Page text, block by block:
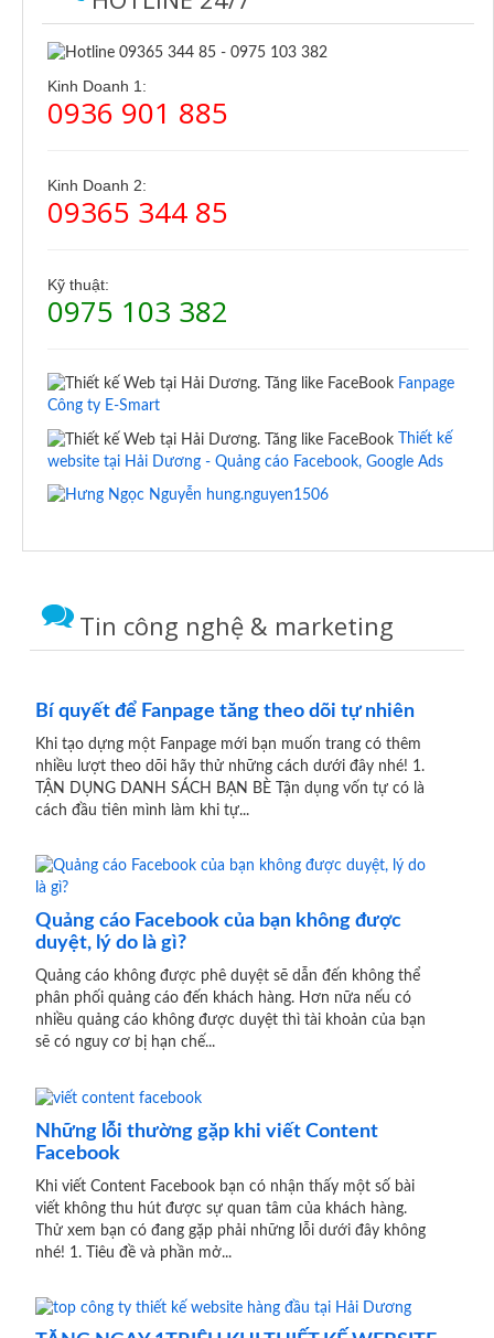
Kinh Doanh 1:
0936 901 885
Kinh Doanh 2:
09365 344 85
Kỹ thuật:
0975 103 382
Fanpage
Công ty E-Smart
Thiết kế
website tại Hải Dương - Quảng cáo Facebook, Google Ads
hung.nguyen1506
Tin công nghệ & marketing
Bí quyết để Fanpage tăng theo dõi tự nhiên
Khi tạo dựng một Fanpage mới bạn muốn trang có thêm
nhiều lượt theo dõi hãy thử những cách dưới đây nhé! 1.
TẬN DỤNG DANH SÁCH BẠN BÈ Tận dụng vốn tự có là
cách đầu tiên mình làm khi tự...
Quảng cáo Facebook của bạn không được
duyệt, lý do là gì?
Quảng cáo không được phê duyệt sẽ dẫn đến không thể
phân phối quảng cáo đến khách hàng. Hơn nữa nếu có
nhiều quảng cáo không được duyệt thì tài khoản của bạn
sẽ có nguy cơ bị hạn chế...
Những lỗi thường gặp khi viết Content
Facebook
Khi viết Content Facebook bạn có nhận thấy một số bài
viết không thu hút được sự quan tâm của khách hàng.
Thử xem bạn có đang gặp phải những lỗi dưới đây không
nhé! 1. Tiêu đề và phần mở...